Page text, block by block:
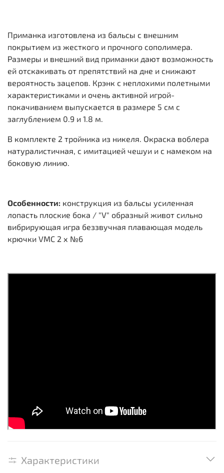
Приманка изготовлена из бальсы с внешним
покрытием из жесткого и прочного сополимера.
Размеры и внешний вид приманки дают возможность
ей отскакивать от препятствий на дне и снижают
вероятность зацепов. Крэнк с неплохими полетными
характеристиками и очень активной игрой-
покачиванием выпускается в размере 5 см с
заглублением 0.9 и 1.8 м.
В комплекте 2 тройника из никеля. Окраска воблера
натуралистичная, с имитацией чешуи и с намеком на
боковую линию.
Особенности: конструкция из бальсы усиленная
лопасть плоские бока / "V" образный живот сильно
вибрирующая игра беззвучная плавающая модель
крючки VMC 2 х №6
Характеристики